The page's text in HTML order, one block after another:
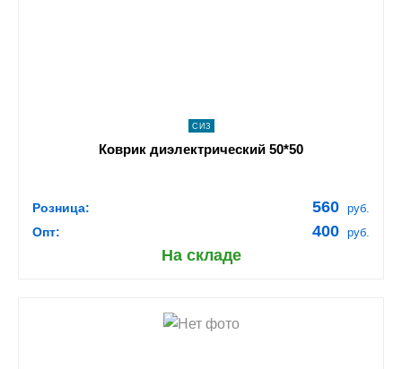
СИЗ
Коврик диэлектрический 50*50
Розница: 560 руб.
Опт: 400 руб.
На складе
shopping_cart В КОРЗИНУ